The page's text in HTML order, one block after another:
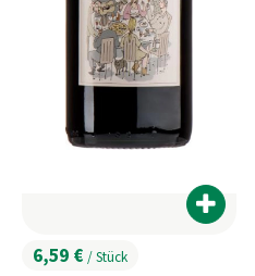
, Preis:
6,59 € / Stück